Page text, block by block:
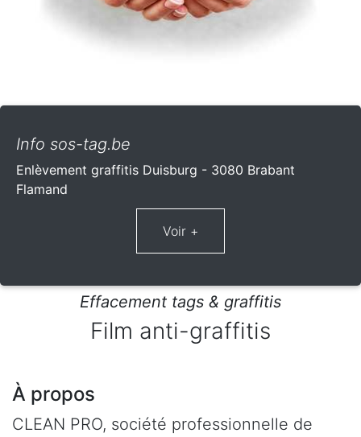
Info sos-tag.be
Enlèvement graffitis Duisburg - 3080 Brabant
Flamand
Effacement tags & graffitis
Film anti-graffitis
À propos
CLEAN PRO, société professionnelle de